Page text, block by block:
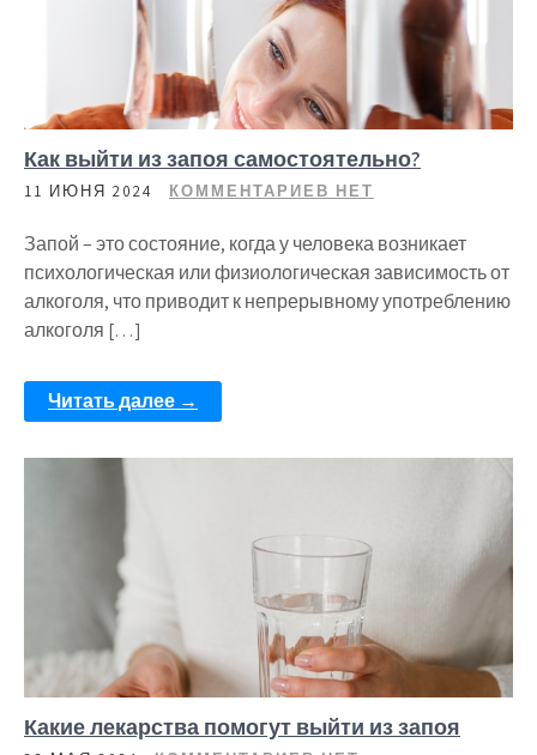
Как выйти из запоя самостоятельно?
11 ИЮНЯ 2024 КОММЕНТАРИЕВ НЕТ
Запой – это состояние, когда у человека возникает
психологическая или физиологическая зависимость от
алкоголя, что приводит к непрерывному употреблению
алкоголя […]
Читать далее →
Какие лекарства помогут выйти из запоя